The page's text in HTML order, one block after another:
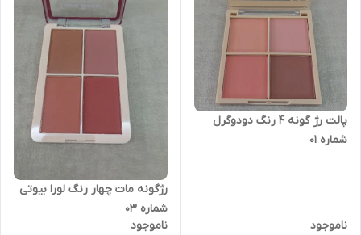
پالت رژ گونه ۴ رنگ دودوگرل
شماره ۰۱
ناموجود
رژگونه مات چهار رنگ لورا بیوتی
شماره ۰۳
ناموجود